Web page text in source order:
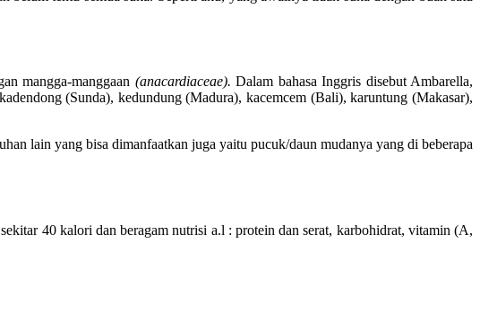
mangga-manggaan (anacardiaceae). Dalam bahasa Inggris disebut Ambarella,
(Sunda), kedundung (Madura), kacemcem (Bali), karuntung (Makasar),
lain yang bisa dimanfaatkan juga yaitu pucuk/daun mudanya yang di beberapa
40 kalori dan beragam nutrisi a.l : protein dan serat, karbohidrat, vitamin (A,